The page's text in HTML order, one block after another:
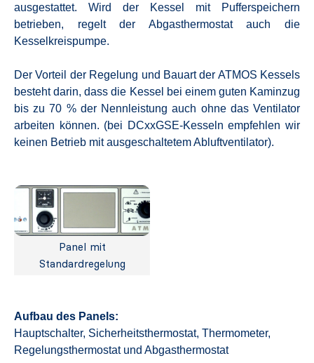
ausgestattet. Wird der Kessel mit Pufferspeichern
betrieben, regelt der Abgasthermostat auch die
Kesselkreispumpe.
Der Vorteil der Regelung und Bauart der ATMOS Kessels
besteht darin, dass die Kessel bei einem guten Kaminzug
bis zu 70 % der Nennleistung auch ohne das Ventilator
arbeiten können. (bei DCxxGSE-Kesseln empfehlen wir
keinen Betrieb mit ausgeschaltetem Abluftventilator).
Panel mit
Standardregelung
Aufbau des Panels:
Hauptschalter, Sicherheitsthermostat, Thermometer,
Regelungsthermostat und Abgasthermostat